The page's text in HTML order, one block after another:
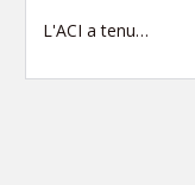
L'ACI a tenu…